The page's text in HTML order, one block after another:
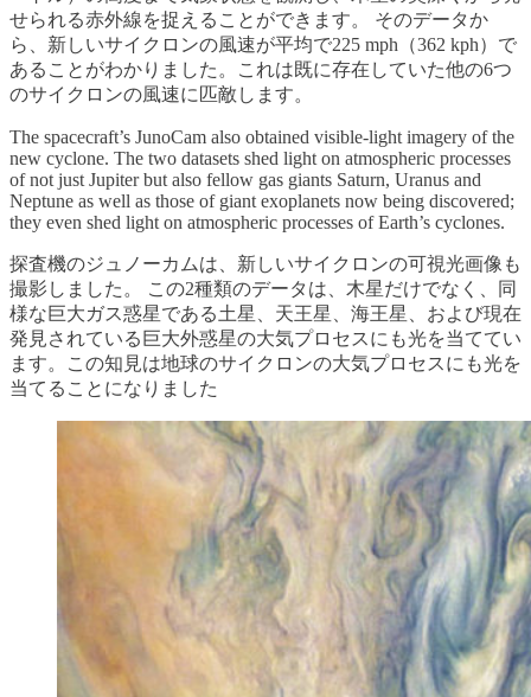
せられる赤外線を捉えることができます。 そのデータか
ら、新しいサイクロンの風速が平均で225 mph（362 kph）で
あることがわかりました。これは既に存在していた他の6つ
のサイクロンの風速に匹敵します。
The spacecraft’s JunoCam also obtained visible-light imagery of the
new cyclone. The two datasets shed light on atmospheric processes
of not just Jupiter but also fellow gas giants Saturn, Uranus and
Neptune as well as those of giant exoplanets now being discovered;
they even shed light on atmospheric processes of Earth’s cyclones.
探査機のジュノーカムは、新しいサイクロンの可視光画像も
撮影しました。 この2種類のデータは、木星だけでなく、同
様な巨大ガス惑星である土星、天王星、海王星、および現在
発見されている巨大外惑星の大気プロセスにも光を当ててい
ます。この知見は地球のサイクロンの大気プロセスにも光を
当てることになりました